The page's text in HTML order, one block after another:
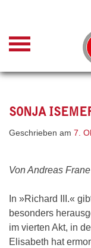
content
SONJA
Geschrieben am 7.
Von Andreas Frane
In »Richard III.«
besonders
im vierten Akt, in
Elisabeth hat